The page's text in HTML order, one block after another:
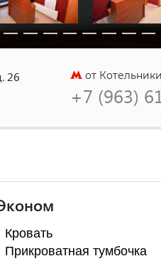
26
от
+7 (963)
Кровать
Прикроватная тумбочка